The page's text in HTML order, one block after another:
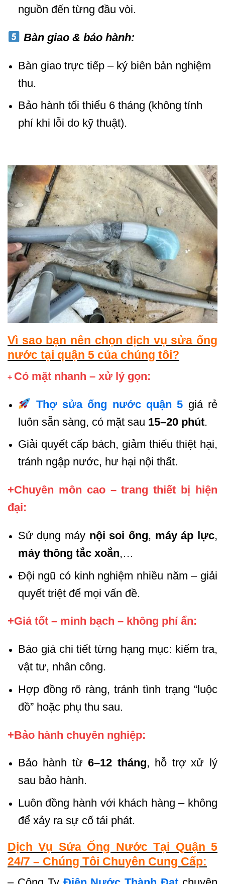
nguồn đến từng đầu vòi.
Bàn giao & bảo hành:
Bàn giao trực tiếp – ký biên bản nghiệm
thu.
Bảo hành tối thiểu 6 tháng (không tính
phí khi lỗi do kỹ thuật).
Vì sao bạn nên chọn dịch vụ sửa ống
nước tại quận 5 của chúng tôi?
+ Có mặt nhanh – xử lý gọn:
Thợ sửa ống nước quận 5 giá rẻ
luôn sẵn sàng, có mặt sau 15–20 phút.
Giải quyết cấp bách, giảm thiểu thiệt hại,
tránh ngập nước, hư hại nội thất.
+Chuyên môn cao – trang thiết bị hiện
đại:
Sử dụng máy nội soi ống, máy áp lực,
máy thông tắc xoắn,…
Đội ngũ có kinh nghiệm nhiều năm – giải
quyết triệt để mọi vấn đề.
+Giá tốt – minh bạch – không phí ẩn:
Báo giá chi tiết từng hạng mục: kiểm tra,
vật tư, nhân công.
Hợp đồng rõ ràng, tránh tình trạng “luộc
đồ” hoặc phụ thu sau.
+Bảo hành chuyên nghiệp:
Bảo hành từ6–12 tháng, hỗ trợ xử lý
sau bảo hành.
Luôn đồng hành với khách hàng – không
để xảy ra sự cố tái phát.
Dịch Vụ Sửa Ống Nước Tại Quận 5
24/7 – Chúng Tôi Chuyên Cung Cấp: